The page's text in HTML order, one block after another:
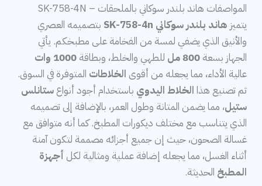
المواصفات هاند بلندر سوكاني بالملحقات – SK-758-4N
يتميز هاند بلندر سوكاني SK-758-4n
بتصميمه العصري
والأنيق الذي يضفي لمسة من الفخامة على مطبخكم. يأتي
الجهاز بسعة800 مل للطهي والخلط، وبطاقة1000 وات
عالية الأداء، مما يجعله من أقوى الخلاطات المتوفرة في السوق.
تم تصنيع هذا الخلاط اليدوي باستخدام أجود أنواعستانلس
ستيل، مما يضمن المتانة وطول العمر، بالإضافة إلى تصميمه
الذي يتناسب مع مختلف ديكورات المطبخ. كما أنه متوافق مع
غسالة الصحون، حيث إن جميع أجزائه مصممة لتكون آمنة
أثناء الغسل، مما يجعله إضافة عملية ومثالية لكل أجهزة
المطبخ الحديثة.